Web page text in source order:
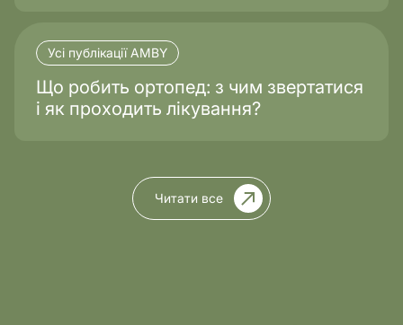
Усі публікації AMBY
Що робить ортопед: з чим звертатися
і як проходить лікування?
Читати все